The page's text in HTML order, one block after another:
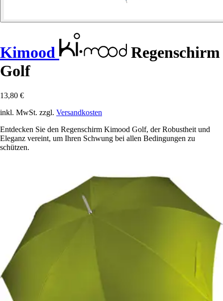
Kimood
Regenschirm
Golf
13,80 €
inkl. MwSt. zzgl. Versandkosten
Entdecken Sie den Regenschirm Kimood Golf, der Robustheit und
Eleganz vereint, um Ihren Schwung bei allen Bedingungen zu
schützen.